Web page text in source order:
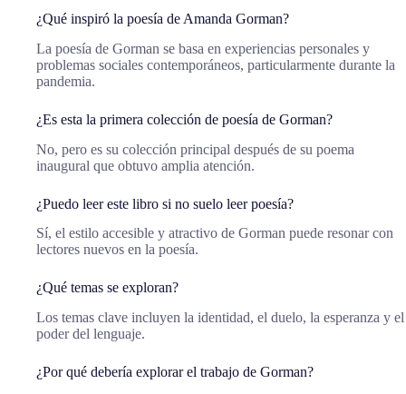
¿Qué inspiró la poesía de Amanda Gorman?
La poesía de Gorman se basa en experiencias personales y
problemas sociales contemporáneos, particularmente durante la
pandemia.
¿Es esta la primera colección de poesía de Gorman?
No, pero es su colección principal después de su poema
inaugural que obtuvo amplia atención.
¿Puedo leer este libro si no suelo leer poesía?
Sí, el estilo accesible y atractivo de Gorman puede resonar con
lectores nuevos en la poesía.
¿Qué temas se exploran?
Los temas clave incluyen la identidad, el duelo, la esperanza y el
poder del lenguaje.
¿Por qué debería explorar el trabajo de Gorman?